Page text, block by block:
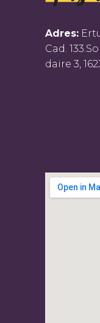
Adres:
Cad.
daire 3,